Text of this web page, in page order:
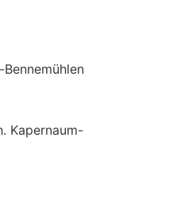
Bennemühlen
Kapernaum-